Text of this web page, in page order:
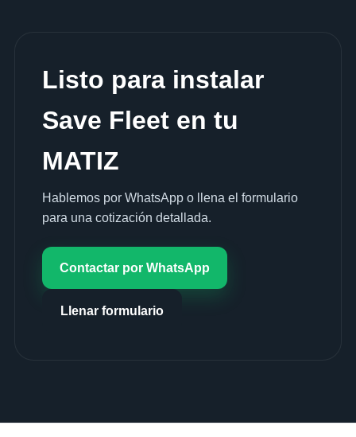
Listo para instalar
Save Fleet en tu
MATIZ
Hablemos por WhatsApp o llena el formulario
para una cotización detallada.
Contactar por WhatsApp
Llenar formulario